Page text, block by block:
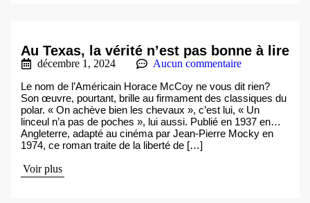
Au Texas, la vérité n’est pas bonne à lire
décembre 1, 2024
Aucun commentaire
Le nom de l’Américain Horace McCoy ne vous dit rien?
Son œuvre, pourtant, brille au firmament des classiques du
polar. « On achève bien les chevaux », c’est lui, « Un
linceul n’a pas de poches », lui aussi. Publié en 1937 en…
Angleterre, adapté au cinéma par Jean-Pierre Mocky en
1974, ce roman traite de la liberté de […]
Voir plus